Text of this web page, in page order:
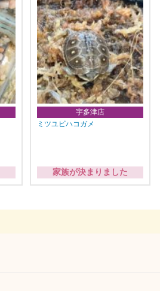
宇多津店
ミツユビハコガメ
家族が決まりました